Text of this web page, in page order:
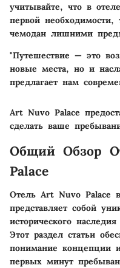
учитывайте, что в
первой необходимости,
чемодан лишними
"Путешествие — это
новые места, но и
предлагает нам
Art Nuvo Palace
сделать ваше
Общий Обзор
Palace
Отель Art Nuvo Palace
представляет собой
исторического
Этот раздел статьи
понимание концепции
первых минут